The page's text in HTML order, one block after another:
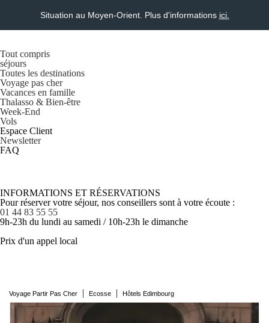
Situation au Moyen-Orient. Plus d'informations ici.
Tout compris
séjours
Toutes les destinations
Voyage pas cher
Vacances en famille
Thalasso & Bien-être
Week-End
Vols
Espace Client
Newsletter
FAQ
INFORMATIONS ET RÉSERVATIONS
Pour réserver votre séjour, nos conseillers sont à votre écoute :
01 44 83 55 55
9h-23h du lundi au samedi / 10h-23h le dimanche
Prix d'un appel local
Voyage Partir Pas Cher | Ecosse | Hôtels Edimbourg